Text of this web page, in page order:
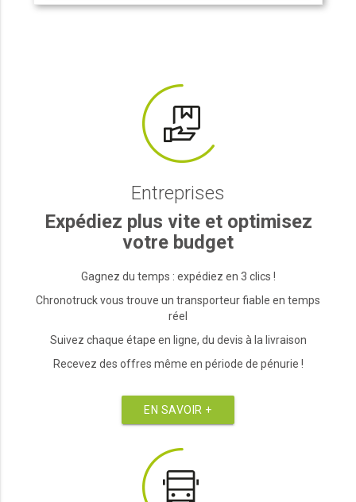
Entreprises
Expédiez plus vite et optimisez
votre budget
Gagnez du temps : expédiez en 3 clics !
Chronotruck vous trouve un transporteur fiable en temps
réel
Suivez chaque étape en ligne, du devis à la livraison
Recevez des offres même en période de pénurie !
EN SAVOIR +